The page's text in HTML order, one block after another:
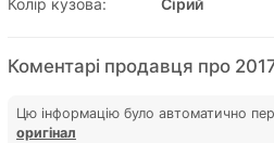
Колір кузова:
Сірий
Коментарі продавця про
Цю інформацію було автоматично
оригінал